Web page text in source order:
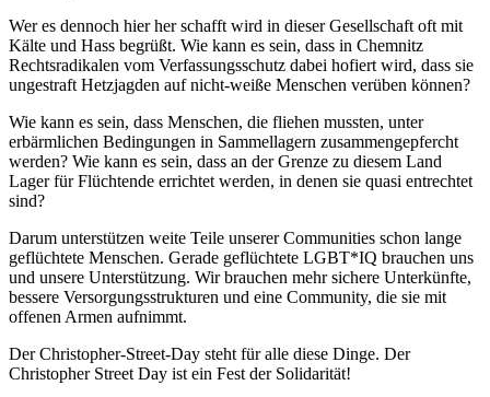
Wer es dennoch hier her schafft wird in dieser Gesellschaft oft mit
Kälte und Hass begrüßt. Wie kann es sein, dass in Chemnitz
Rechtsradikalen vom Verfassungsschutz dabei hofiert wird, dass sie
ungestraft Hetzjagden auf nicht-weiße Menschen verüben können?
Wie kann es sein, dass Menschen, die fliehen mussten, unter
erbärmlichen Bedingungen in Sammellagern zusammengepfercht
werden? Wie kann es sein, dass an der Grenze zu diesem Land
Lager für Flüchtende errichtet werden, in denen sie quasi entrechtet
sind?
Darum unterstützen weite Teile unserer Communities schon lange
geflüchtete Menschen. Gerade geflüchtete LGBT*IQ brauchen uns
und unsere Unterstützung. Wir brauchen mehr sichere Unterkünfte,
bessere Versorgungsstrukturen und eine Community, die sie mit
offenen Armen aufnimmt.
Der Christopher-Street-Day steht für alle diese Dinge. Der
Christopher Street Day ist ein Fest der Solidarität!